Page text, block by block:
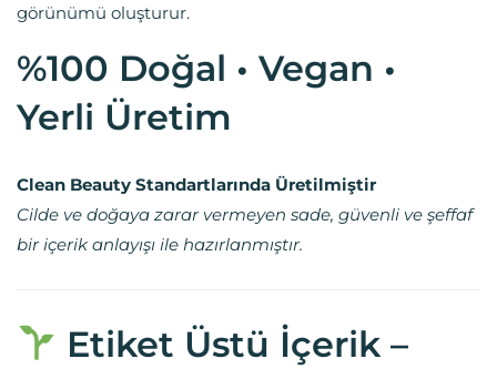
görünümü oluşturur.
%100 Doğal • Vegan •
Yerli Üretim
Clean Beauty Standartlarında Üretilmiştir
Cilde ve doğaya zarar vermeyen sade, güvenli ve şeffaf
bir içerik anlayışı ile hazırlanmıştır.
Etiket Üstü İçerik –